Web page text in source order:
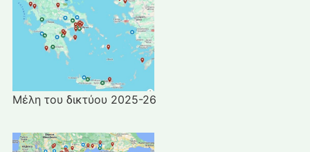
Μέλη του δικτύου 2025-26